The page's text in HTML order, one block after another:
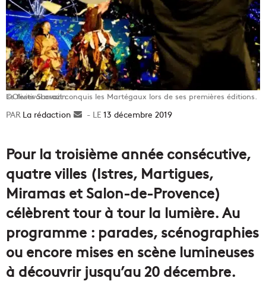
Le festival avait conquis les Martégaux lors de ses premières éditions. ©Olivier Sarrazin
La rédaction
Envoyer13 décembre 2019
Pour la troisième année consécutive,
quatre villes (Istres, Martigues,
Miramas et Salon-de-Provence)
célèbrent tour à tour la lumière. Au
programme : parades, scénographies
ou encore mises en scène lumineuses
à découvrir jusqu’au 20 décembre.